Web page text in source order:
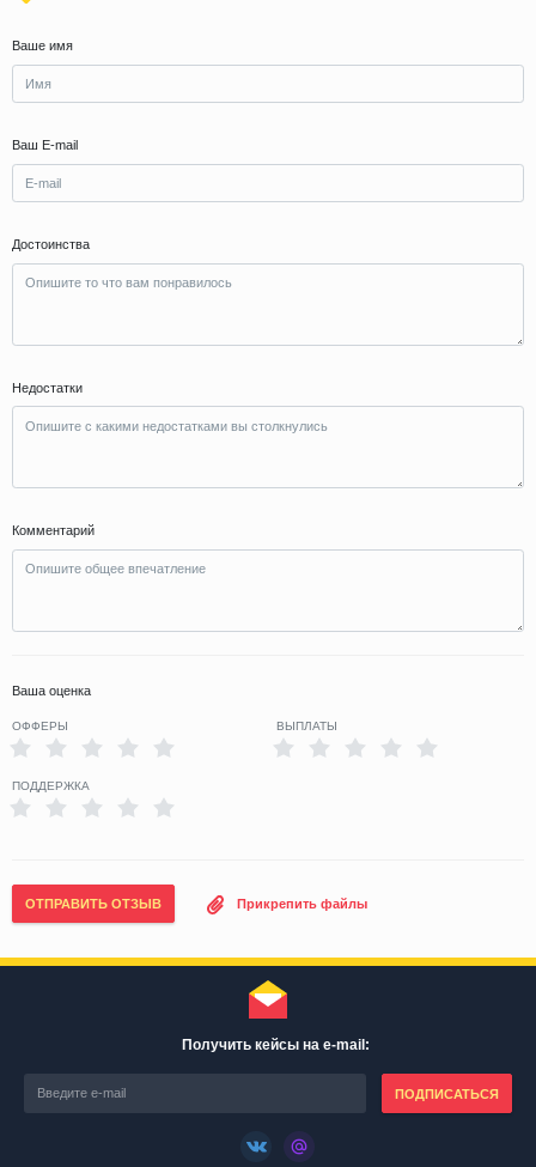
Ваше имя
Ваш E-mail
Достоинства
Недостатки
Комментарий
Ваша оценка
ОФФЕРЫ ВЫПЛАТЫ
ПОДДЕРЖКА
ОТПРАВИТЬ ОТЗЫВ Прикрепить файлы
Получить кейсы на e-mail:
ПОДПИСАТЬСЯ